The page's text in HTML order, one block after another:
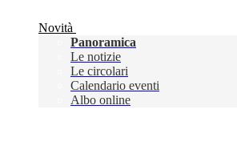
Novità
Panoramica
Le notizie
Le circolari
Calendario eventi
Albo online